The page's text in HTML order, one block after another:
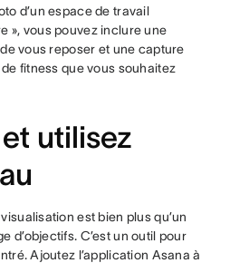
d’un espace de travail
», vous pouvez inclure une
vous reposer et une capture
fitness que vous souhaitez
utilisez
est bien plus qu’un
d’objectifs. C’est un outil pour
Ajoutez l’application Asana à